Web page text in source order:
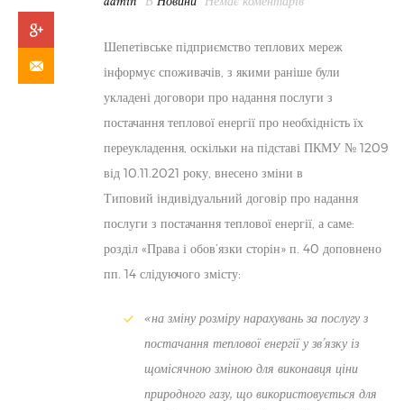
Шепетівське підприємство теплових мереж
інформує споживачів, з якими раніше були
укладені договори про надання послуги з
постачання теплової енергії про необхідність їх
переукладення, оскільки на підставі ПКМУ № 1209
від 10.11.2021 року, внесено зміни в
Типовий індивідуальний договір про надання
послуги з постачання теплової енергії, а саме:
розділ «Права і обов’язки сторін» п. 40 доповнено
пп. 14 слідуючого змісту:
«на зміну розміру нарахувань за послугу з
постачання теплової енергії у зв’язку із
щомісячною зміною для виконавця ціни
природного газу, що використовується для